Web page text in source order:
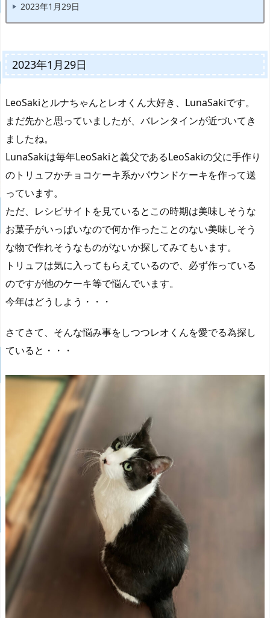
2023年1月29日
2023年1月29日
LeoSakiとルナちゃんとレオくん大好き、LunaSakiです。
まだ先かと思っていましたが、バレンタインが近づいてき
ましたね。
LunaSakiは毎年LeoSakiと義父であるLeoSakiの父に手作り
のトリュフかチョコケーキ系かパウンドケーキを作って送
っています。
ただ、レシピサイトを見ているとこの時期は美味しそうな
お菓子がいっぱいなので何か作ったことのない美味しそう
な物で作れそうなものがないか探してみてもいます。
トリュフは気に入ってもらえているので、必ず作っている
のですが他のケーキ等で悩んでいます。
今年はどうしよう・・・
さてさて、そんな悩み事をしつつレオくんを愛でる為探し
ていると・・・